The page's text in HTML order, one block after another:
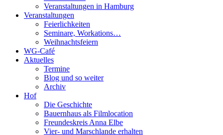
Veranstaltungen in Hamburg
Veranstaltungen
Feierlichkeiten
Seminare, Workations…
Weihnachtsfeiern
WG-Café
Aktuelles
Termine
Blog und so weiter
Archiv
Hof
Die Geschichte
Bauernhaus als Filmlocation
Freundeskreis Anna Elbe
Vier- und Marschlande erhalten